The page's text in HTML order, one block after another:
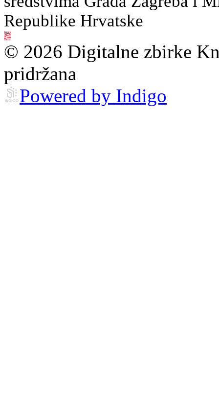
Republike Hrvatske
© 2026 Digitalne zbirke
pridržana
Powered by Indigo